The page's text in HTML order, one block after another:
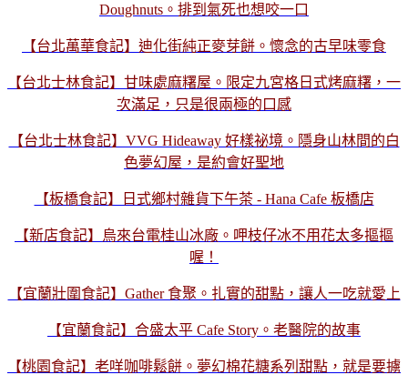
Doughnuts。排到氣死也想咬一口
【台北萬華食記】迪化街純正麥芽餅。懷念的古早味零食
【台北士林食記】甘味處麻糬屋。限定九宮格日式烤麻糬，一
次滿足，只是很兩極的口感
【台北士林食記】VVG Hideaway 好樣祕境。隱身山林間的白
色夢幻屋，是約會好聖地
【板橋食記】日式鄉村雜貨下午茶 - Hana Cafe 板橋店
【新店食記】烏來台電桂山冰廠。呷枝仔冰不用花太多摳摳
喔！
【宜蘭壯圍食記】Gather 食聚。扎實的甜點，讓人一吃就愛上
【宜蘭食記】合盛太平 Cafe Story。老醫院的故事
【桃園食記】老咩咖啡鬆餅。夢幻棉花糖系列甜點，就是要擄